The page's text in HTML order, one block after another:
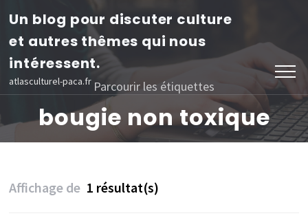
Aller
contenu
(Pressez
Entrée)
Un blog pour discuter culture
et autres thêmes qui nous
intéressent.
atlasculturel-paca.fr Parcourir les étiquettes
bougie non toxique
Affichage de 1 résultat(s)